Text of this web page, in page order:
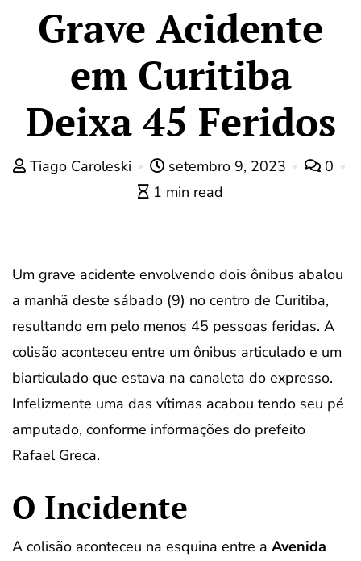
Grave Acidente
em Curitiba
Deixa 45 Feridos
Tiago Caroleski setembro 9, 2023
0
1 min read
Um grave acidente envolvendo dois ônibus abalou
a manhã deste sábado (9) no centro de Curitiba,
resultando em pelo menos 45 pessoas feridas. A
colisão aconteceu entre um ônibus articulado e um
biarticulado que estava na canaleta do expresso.
Infelizmente uma das vítimas acabou tendo seu pé
amputado, conforme informações do prefeito
Rafael Greca.
O Incidente
A colisão aconteceu na esquina entre a Avenida